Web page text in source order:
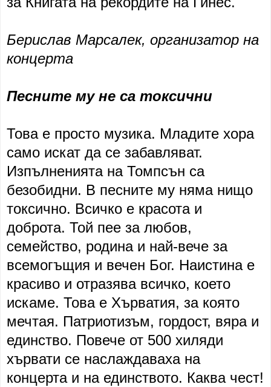
Берислав Марсалек, организатор на
концерта
Песните му не са токсични
Това е просто музика. Младите хора
само искат да се забавляват.
Изпълненията на Томпсън са
безобидни. В песните му няма нищо
токсично. Всичко е красота и
доброта. Той пее за любов,
семейство, родина и най-вече за
всемогъщия и вечен Бог. Наистина е
красиво и отразява всичко, което
искаме. Това е Хърватия, за която
мечтая. Патриотизъм, гордост, вяра и
единство. Повече от 500 хиляди
хървати се наслаждаваха на
концерта и на единството. Каква чест!